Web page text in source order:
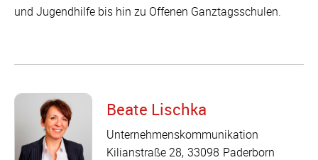
und Jugendhilfe bis hin zu Offenen Ganztagsschulen.
Beate Lischka
Unternehmenskommunikation
Kilianstraße 28 33098 Paderborn